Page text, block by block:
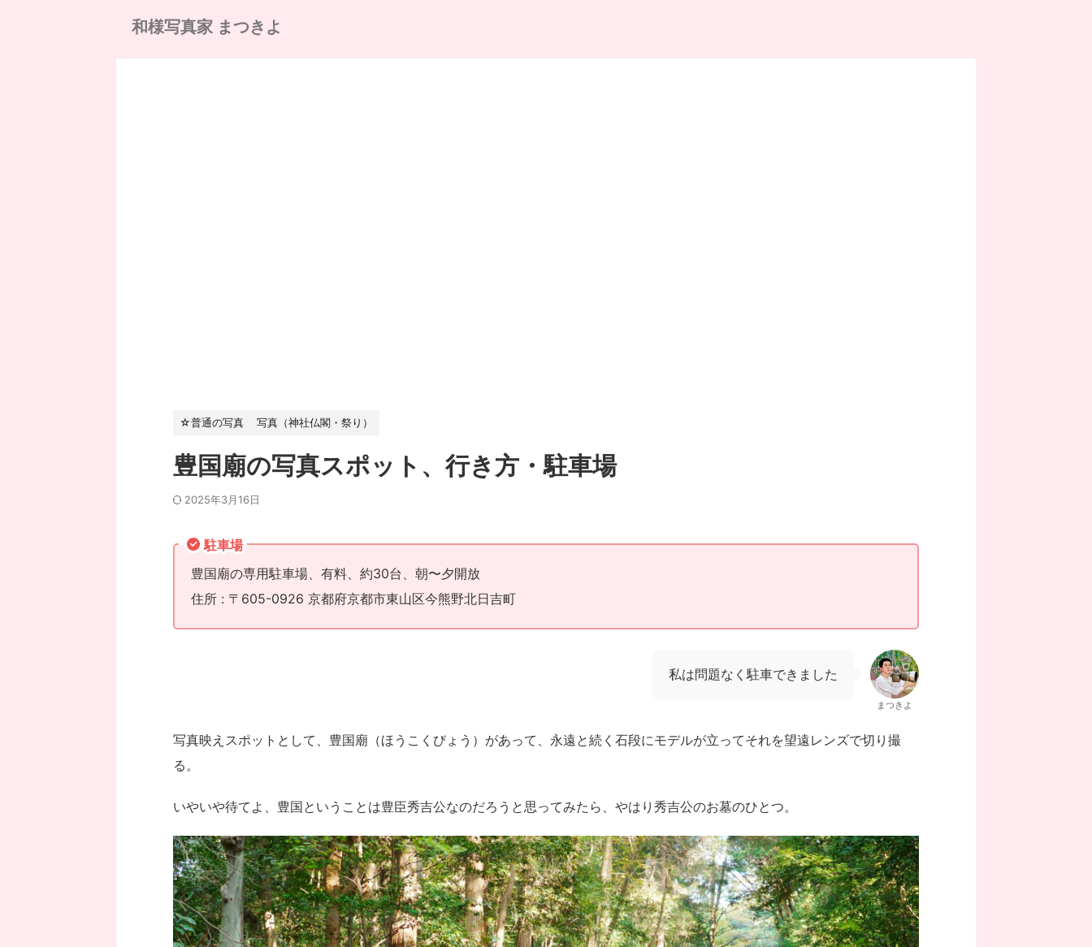
和様写真家 まつきよ
☆普通の写真 写真（神社仏閣・祭り）
豊国廟の写真スポット、行き方・駐車場
2025年3月16日
駐車場
豊国廟の専用駐車場、有料、約30台、朝〜夕開放
住所 : 〒605-0926 京都府京都市東山区今熊野北日吉町
私は問題なく駐車できました
まつきよ
写真映えスポットとして、豊国廟（ほうこくびょう）があって、永遠と続く石段にモデルが立ってそれを望遠レンズで切り撮
る。
いやいや待てよ、豊国ということは豊臣秀吉公なのだろうと思ってみたら、やはり秀吉公のお墓のひとつ。